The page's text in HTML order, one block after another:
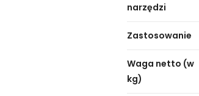
narzędzi
Zastosowanie
Waga netto (w
kg)